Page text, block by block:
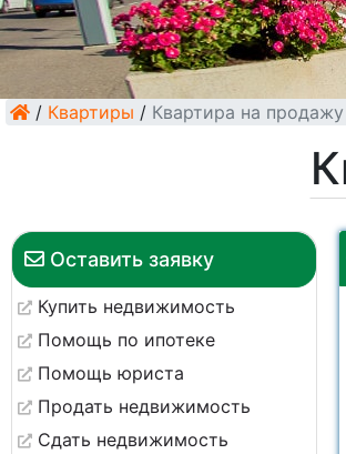
/ Квартиры / Квартира на
Оставить заявку
Купить недвижимость
Помощь по ипотеке
Помощь юриста
Продать недвижимость
Сдать недвижимость